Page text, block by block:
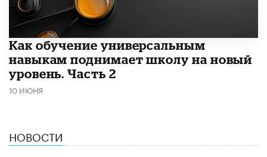
​Как обучение универсальным
навыкам поднимает школу на новый
уровень. Часть 2
10 ИЮНЯ
НОВОСТИ